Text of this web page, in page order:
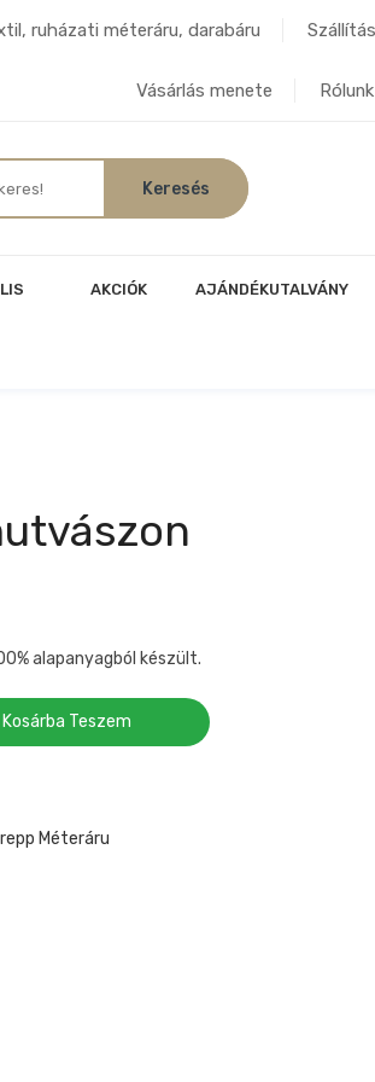
ruházati méteráru, darabáru
Vásárlás menete Rólunk
AKCIÓK AJÁNDÉKUTALVÁNY
alapanyagból készült.
Kosárba Teszem
Méteráru